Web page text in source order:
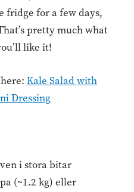
fridge for a few days,
pretty much what
like it!
Kale Salad with
Dressing
i stora bitar
(~1.2 kg) eller